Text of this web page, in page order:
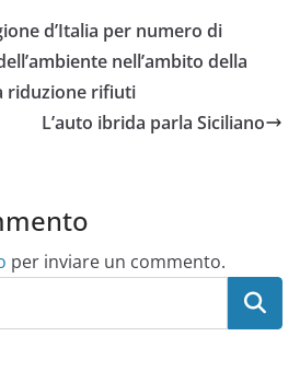
d’Italia per numero di
nell’ambito della
riduzione rifiuti
L’auto ibrida parla Siciliano
per inviare un commento.